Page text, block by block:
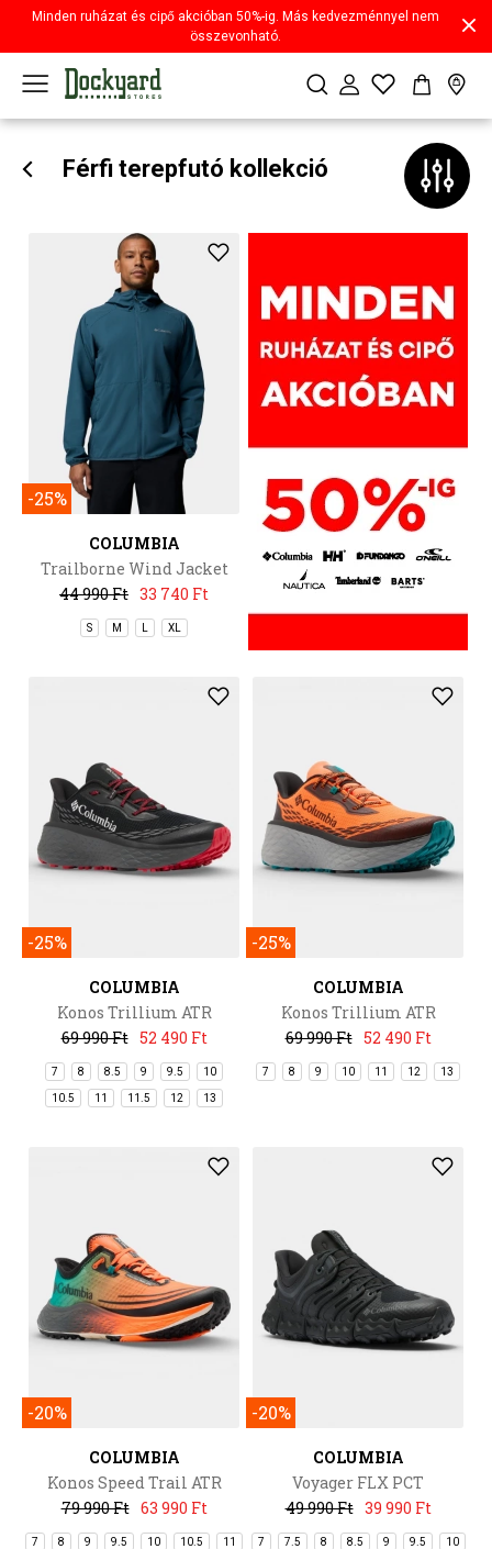
Minden ruházat és cipő akcióban 50%-ig. Más kedvezménnyel nem
összevonható.
Férfi terepfutó kollekció
-25%
COLUMBIA
Trailborne Wind Jacket
44 990 Ft 33 740 Ft
S M XL
-25%
COLUMBIA
Konos Trillium ATR
69 990 Ft 52 490 Ft
7 8 8.5 9 9.5 10
10.5 11 11.5 12 13
-25%
COLUMBIA
Konos Trillium ATR
69 990 Ft 52 490 Ft
7 8 9 10 11 12 13
-20%
COLUMBIA
Konos Speed Trail ATR
79 990 Ft 63 990 Ft
7 8 9 9.5 10 10.5 11
-20%
COLUMBIA
Voyager FLX PCT
49 990 Ft 39 990 Ft
7 7.5 8 8.5 9 9.5 10